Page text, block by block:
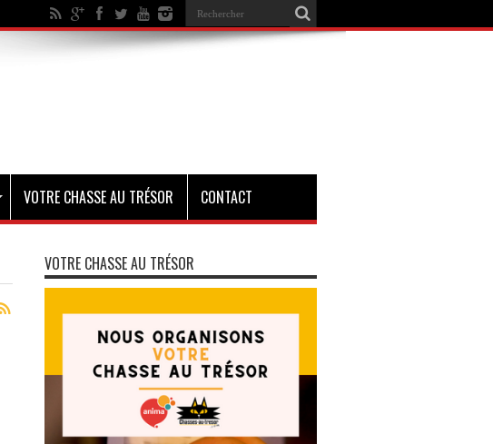
VOTRE CHASSE AU TRÉSOR CONTACT
VOTRE CHASSE AU TRÉSOR